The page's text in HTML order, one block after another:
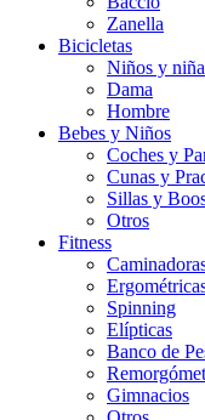
Zanella
Bicicletas
Niños y
Dama
Hombre
Bebes y Niños
Coches y
Cunas y
Sillas y
Otros
Fitness
Spinning
Elípticas
Banco de
Gimnacios